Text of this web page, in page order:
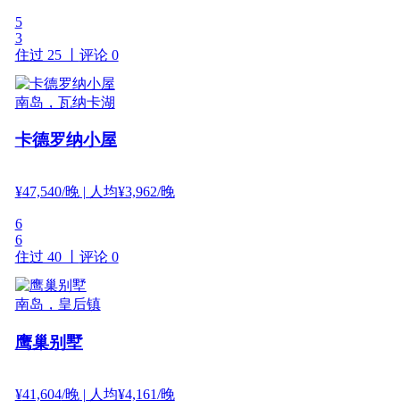
5
3
住过 25 丨 评论 0
南岛，瓦纳卡湖
卡德罗纳小屋
¥47,540/晚| 人均¥3,962/晚
6
6
住过 40 丨 评论 0
南岛，皇后镇
鹰巢别墅
¥41,604/晚| 人均¥4,161/晚